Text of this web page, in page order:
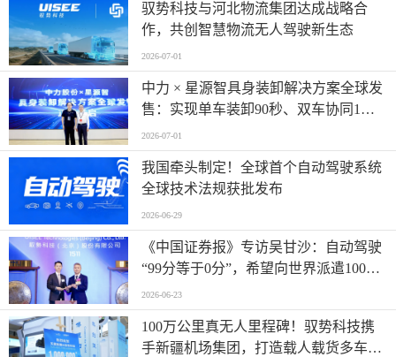
驭势科技与河北物流集团达成战略合
作，共创智慧物流无人驾驶新生态
2026-07-01
中力 × 星源智具身装卸解决方案全球发
售：实现单车装卸90秒、双车协同1分
钟
2026-07-01
我国牵头制定！全球首个自动驾驶系统
全球技术法规获批发布
2026-06-29
《中国证券报》专访吴甘沙：自动驾驶
“99分等于0分”，希望向世界派遣100万
名AI司机
2026-06-23
100万公里真无人里程碑！驭势科技携
手新疆机场集团，打造载人载货多车型